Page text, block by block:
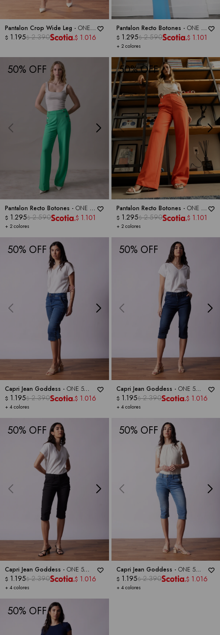
Pantalon Crop Wide Leg - ONE 5
ONE
$ 1.195$ 2.390 $ 1.016
Pantalon Recto Botones - ONE 5
ONE
+ 2 colores
$ 1.295$ 2.590 $ 1.101
50
Pantalon Recto Botones - ONE 5
ONE
+ 2 colores
$ 1.295$ 2.590 $ 1.101
50
Pantalon Recto Botones - ONE 5
ONE
+ 2 colores
$ 1.295$ 2.590 $ 1.101
50
Capri Jean Goddess - ONE 5
ONE
+ 4 colores
$ 1.195$ 2.390 $ 1.016
50
Capri Jean Goddess - ONE 5
ONE
+ 4 colores
$ 1.195$ 2.390 $ 1.016
50
Capri Jean Goddess - ONE 5
ONE
+ 4 colores
$ 1.195$ 2.390 $ 1.016
50
Capri Jean Goddess - ONE 5
ONE
+ 4 colores
$ 1.195$ 2.390 $ 1.016
50